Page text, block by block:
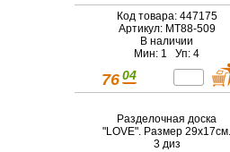
Код товара: 447175
Артикул: МТ88-509
В наличии
Мин: 1 Уп: 4
76 04
Разделочная доска
"LOVE". Размер 29х17см.
3 диз